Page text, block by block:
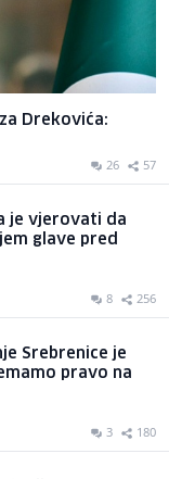
Drekovića:
26 57
je vjerovati da
glave pred
8 256
Srebrenice je
pravo na
3 180